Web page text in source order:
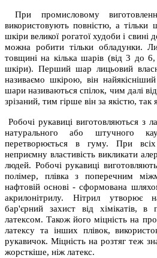
При промисловому
використовують повністю, а
шкіри великої рогатої худоби і свині
можна робити тільки обладунки.
товщині на кілька шарів (від 3 до
шкіри). Перший шар лицьовий
називаємо шкірою, він
шари називаються спілок, чим далі
зрізаний, тим гірше він за якістю,
Робочі рукавиці виготовляються з
натурального або штучного
перетворюється в гуму. При
неприємну властивість викликати
людей. Робочі рукавиці
полімер, плівка з поперечним
нафтовій основі - сформована
акрилонітрилу. Нітрил утворює
бар'єрний захист від хімікатів, в
латексом. Також його міцність на
латексу та інших плівок,
рукавичок. Міцність на розтяг теж
жорсткіше, ніж латекс.